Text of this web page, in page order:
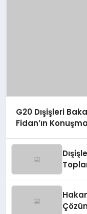
G20 Dışişleri
Fidan’ın